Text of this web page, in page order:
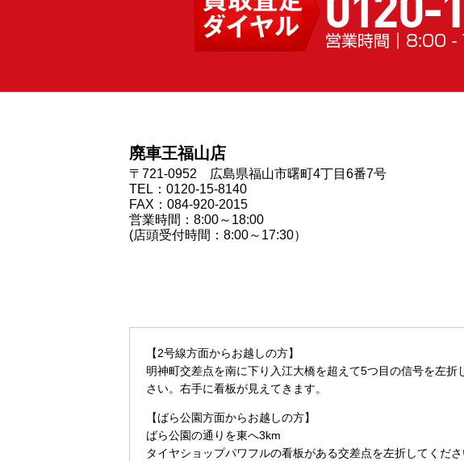
廃車王福山店
〒721-0952 広島県福山市曙町4丁目6番7号
TEL：0120-15-8140
FAX：084-920-2015
営業時間：8:00～18:00
(店頭受付時間：8:00～17:30）
【2号線方面からお越しの方】
明神町交差点を南に下り入江大橋を超えて5つ目の信号を左折
さい。右手に看板が見えてきます。
【ばら公園方面からお越しの方】
ばら公園の通りを東へ3km
タイヤショップパワフルの看板がある交差点を左折してくださ